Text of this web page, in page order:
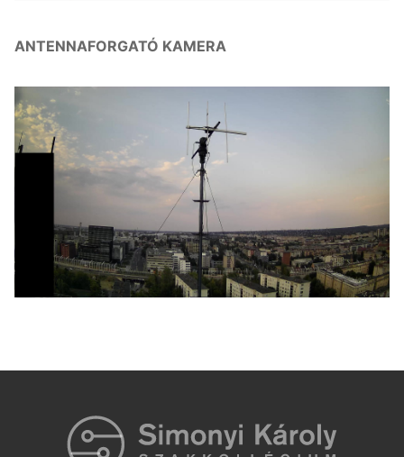
ANTENNAFORGATÓ KAMERA